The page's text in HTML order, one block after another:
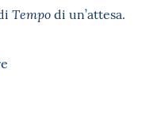
Tempodi un’attesa.